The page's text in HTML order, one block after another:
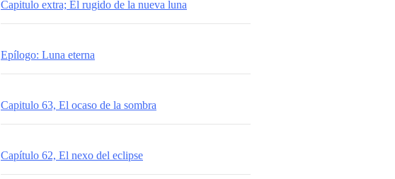
Capitulo extra; El rugido de la nueva luna
Epílogo: Luna eterna
Capitulo 63, El ocaso de la sombra
Capítulo 62, El nexo del eclipse